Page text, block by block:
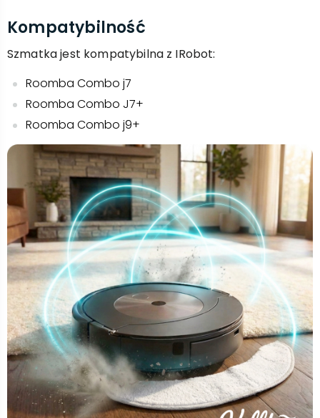
Kompatybilność
Szmatka jest kompatybilna z IRobot:
Roomba Combo j7
Roomba Combo J7+
Roomba Combo j9+